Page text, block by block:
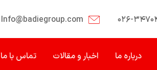
Info@badiegroup.com
درباره ما اخبار و مقالات تماس با ما